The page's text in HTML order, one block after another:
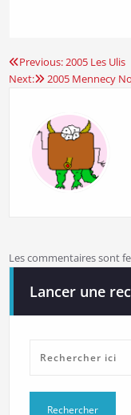
Navigation
l’article
Previous:2005 Les Ulis
Next:
2005 Mennecy
Les commentaires sont
Lancer une